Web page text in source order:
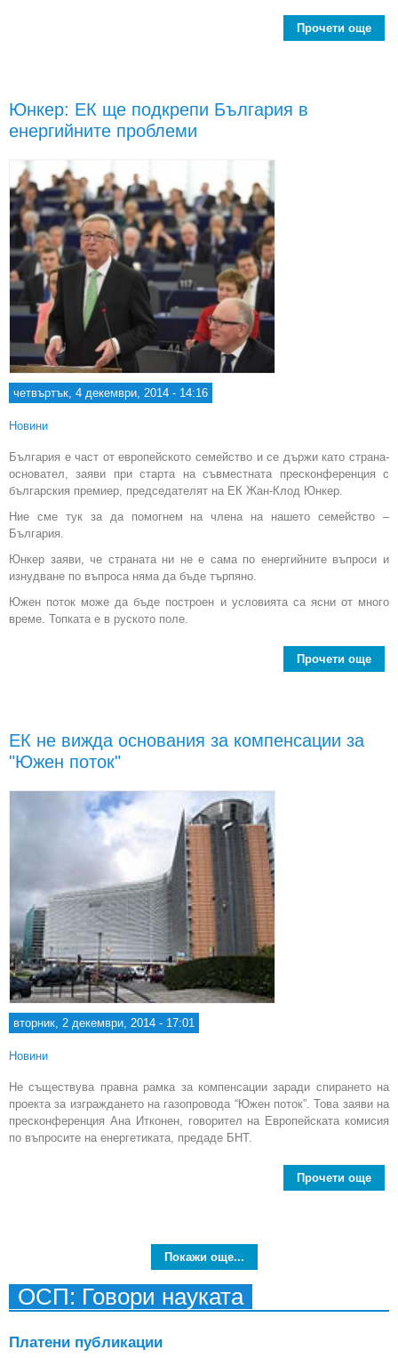
Прочети още
Юнкер: ЕК ще подкрепи България в
енергийните проблеми
четвъртък, 4 декември, 2014 - 14:16
Новини
България е част от европейското семейство и се държи като страна-
основател, заяви при старта на съвместната пресконференция с
българския премиер, председателят на ЕК Жан-Клод Юнкер.
Ние сме тук за да помогнем на члена на нашето семейство –
България.
Юнкер заяви, че страната ни не е сама по енергийните въпроси и
изнудване по въпроса няма да бъде търпяно.
Южен поток може да бъде построен и условията са ясни от много
време. Топката е в руското поле.
Прочети още
ЕК не вижда основания за компенсации за
"Южен поток"
вторник, 2 декември, 2014 - 17:01
Новини
Не съществува правна рамка за компенсации заради спирането на
проекта за изграждането на газопровода “Южен поток”. Това заяви на
пресконференция Ана Итконен, говорител на Европейската комисия
по въпросите на енергетиката, предаде БНТ.
Прочети още
Покажи още...
ОСП: Говори науката
Платени публикации